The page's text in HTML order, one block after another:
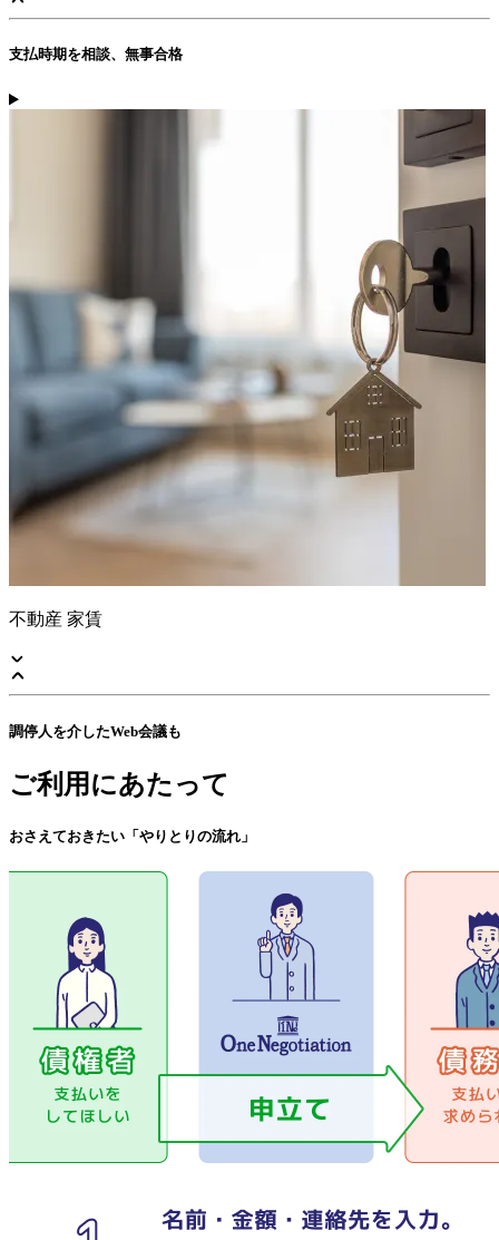
支払時期を相談、無事合格
不動産 家賃
調停人を介したWeb会議も
ご利用にあたって
おさえておきたい「やりとりの流れ」